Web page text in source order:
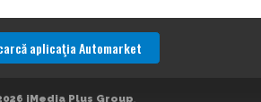
aplicaţia Automarket
iMedia Plus Group.